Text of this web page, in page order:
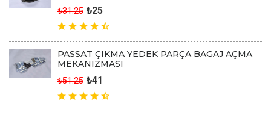
₺31.25 ₺25
PASSAT ÇIKMA YEDEK PARÇA BAGAJ AÇMA
MEKANIZMASI
₺51.25 ₺41